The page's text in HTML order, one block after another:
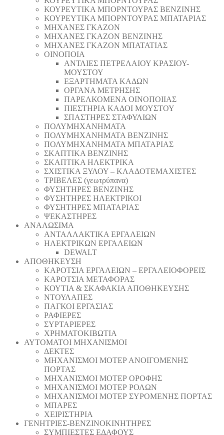
ΚΟΥΡΕΥΤΙΚΑ ΜΠΟΡΝΤΟΥΡΑΣ ΒΕΝΖΙΝΗΣ
ΚΟΥΡΕΥΤΙΚΑ ΜΠΟΡΝΤΟΥΡΑΣ ΜΠΑΤΑΡΙΑΣ
ΜΗΧΑΝΕΣ ΓΚΑΖΟΝ
ΜΗΧΑΝΕΣ ΓΚΑΖΟΝ ΒΕΝΖΙΝΗΣ
ΜΗΧΑΝΕΣ ΓΚΑΖΟΝ ΜΠΑΤΑΤΙΑΣ
ΟΙΝΟΠΟΙΑ
ΑΝΤΛΙΕΣ ΠΕΤΡΕΛΑΙΟΥ ΚΡΑΣΙΟΥ-
ΜΟΥΣΤΟΥ
ΕΞΑΡΤΗΜΑΤΑ ΚΑΔΩΝ
ΟΡΓΑΝΑ ΜΕΤΡΗΣΗΣ
ΠΑΡΕΛΚΟΜΕΝΑ ΟΙΝΟΠΟΙΙΑΣ
ΠΙΕΣΤΗΡΙΑ ΚΑΔΟΙ ΜΟΥΣΤΟΥ
ΣΠΑΣΤΗΡΕΣ ΣΤΑΦΥΛΙΩΝ
ΠΟΛΥΜΗΧΑΝΗΜΑΤΑ
ΠΟΛΥΜΗΧΑΝΗΜΑΤΑ ΒΕΝΖΙΝΗΣ
ΠΟΛΥΜΗΧΑΝΗΜΑΤΑ ΜΠΑΤΑΡΙΑΣ
ΣΚΑΠΤΙΚΑ ΒΕΝΖΙΝΗΣ
ΣΚΑΠΤΙΚΑ ΗΛΕΚΤΡΙΚΑ
ΣΧΙΣΤΙΚΑ ΞΥΛΟΥ – ΚΛΑΔΟΤΕΜΑΧΙΣΤΕΣ
ΤΡΙΒΕΛΕΣ (γεωτρύπανα)
ΦΥΣΗΤΗΡΕΣ ΒΕΝΖΙΝΗΣ
ΦΥΣΗΤΗΡΕΣ ΗΛΕΚΤΡΙΚΟΙ
ΦΥΣΗΤΗΡΕΣ ΜΠΑΤΑΡΙΑΣ
ΨΕΚΑΣΤΗΡΕΣ
ΑΝΑΛΩΣΙΜΑ
ΑΝΤΑΛΛΑΚΤΙΚΑ ΕΡΓΑΛΕΙΩΝ
ΗΛΕΚΤΡΙΚΩΝ ΕΡΓΑΛΕΙΩΝ
DEWALT
ΑΠΟΘΗΚΕΥΣΗ
ΚΑΡΟΤΣΙΑ ΕΡΓΑΛΕΙΩΝ – ΕΡΓΑΛΕΙΟΦΟΡΕΙΣ
ΚΑΡΟΤΣΙΑ ΜΕΤΑΦΟΡΑΣ
ΚΟΥΤΙΑ & ΣΚΑΦΑΚΙΑ ΑΠΟΘΗΚΕΥΣΗΣ
ΝΤΟΥΛΑΠΕΣ
ΠΑΓΚΟΙ ΕΡΓΑΣΙΑΣ
ΡΑΦΙΕΡΕΣ
ΣΥΡΤΑΡΙΕΡΕΣ
ΧΡΗΜΑΤΟΚΙΒΩΤΙΑ
ΑΥΤΟΜΑΤΟΙ ΜΗΧΑΝΙΣΜΟΙ
ΔΕΚΤΕΣ
ΜΗΧΑΝΙΣΜΟΙ ΜΟΤΕΡ ΑΝΟΙΓΟΜΕΝΗΣ
ΠΟΡΤΑΣ
ΜΗΧΑΝΙΣΜΟΙ ΜΟΤΕΡ ΟΡΟΦΗΣ
ΜΗΧΑΝΙΣΜΟΙ ΜΟΤΕΡ ΡΟΛΩΝ
ΜΗΧΑΝΙΣΜΟΙ ΜΟΤΕΡ ΣΥΡΟΜΕΝΗΣ ΠΟΡΤΑΣ
ΜΠΑΡΕΣ
ΧΕΙΡΙΣΤΗΡΙΑ
ΓΕΝΗΤΡΙΕΣ-ΒΕΝΖΙΝΟΚΙΝΗΤΗΡΕΣ
ΣΥΜΠΙΕΣΤΕΣ ΕΔΑΦΟΥΣ